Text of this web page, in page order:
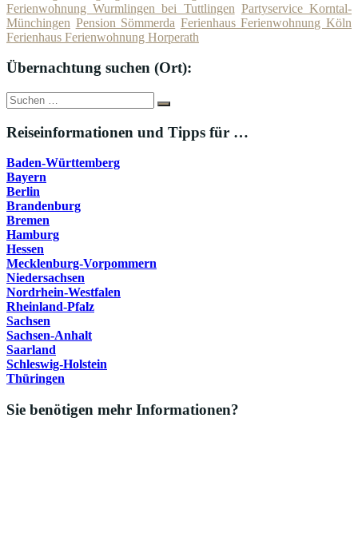
Ferienwohnung Wurmlingen bei Tuttlingen Partyservice Korntal-
Münchingen Pension Sömmerda Ferienhaus Ferienwohnung Köln
Ferienhaus Ferienwohnung Horperath
Übernachtung suchen (Ort):
Suche
nach:
Suchen
Reiseinformationen und Tipps für …
Baden-Württemberg
Bayern
Berlin
Brandenburg
Bremen
Hamburg
Hessen
Mecklenburg-Vorpommern
Niedersachsen
Nordrhein-Westfalen
Rheinland-Pfalz
Sachsen
Sachsen-Anhalt
Saarland
Schleswig-Holstein
Thüringen
Sie benötigen mehr Informationen?